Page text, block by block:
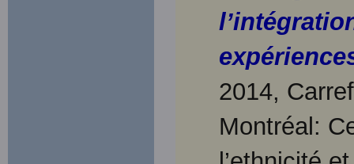
2014,
Montréal: